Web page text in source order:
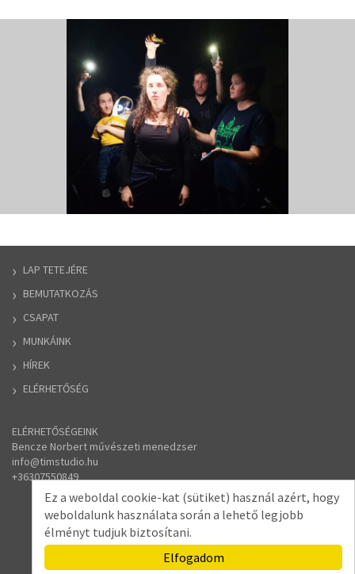
LAP TETEJÉRE
BEMUTATKOZÁS
CSAPAT
MUNKÁINK
HÍREK
ELÉRHETŐSÉG
ELÉRHETŐSÉGEINK
Bencze Norbert művészeti menedzser
​info@timstudio.hu
​+36307550849
Ez a weboldal cookie-kat (sütiket) használ azért, hogy
weboldalunk használata során a lehető legjobb
élményt tudjuk biztosítani.
Elfogadom